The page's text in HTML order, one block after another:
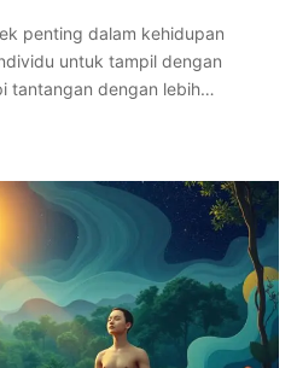
penting dalam kehidupan
untuk tampil dengan
tantangan dengan lebih…